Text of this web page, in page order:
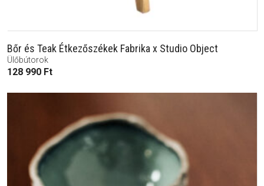
Bőr és Teak Étkezőszékek Fabrika x Studio Object
Ülőbútorok
128 990 Ft